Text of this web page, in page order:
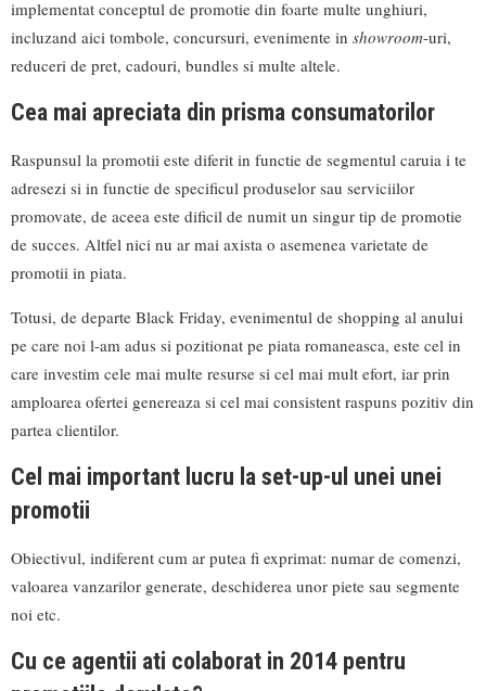
implementat conceptul de promotie din foarte multe unghiuri,
incluzand aici tombole, concursuri, evenimente in showroom-uri,
reduceri de pret, cadouri, bundles si multe altele.
Cea mai apreciata din prisma consumatorilor
Raspunsul la promotii este diferit in functie de segmentul caruia i te
adresezi si in functie de specificul produselor sau serviciilor
promovate, de aceea este dificil de numit un singur tip de promotie
de succes. Altfel nici nu ar mai axista o asemenea varietate de
promotii in piata.
Totusi, de departe Black Friday, evenimentul de shopping al anului
pe care noi l-am adus si pozitionat pe piata romaneasca, este cel in
care investim cele mai multe resurse si cel mai mult efort, iar prin
amploarea ofertei genereaza si cel mai consistent raspuns pozitiv din
partea clientilor.
Cel mai important lucru la set-up-ul unei unei
promotii
Obiectivul, indiferent cum ar putea fi exprimat: numar de comenzi,
valoarea vanzarilor generate, deschiderea unor piete sau segmente
noi etc.
Cu ce agentii ati colaborat in 2014 pentru